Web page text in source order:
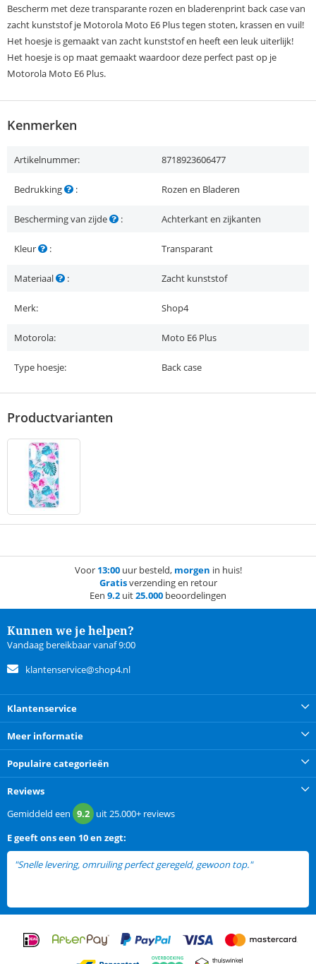
Bescherm met deze transparante rozen en bladerenprint back case van
zacht kunststof je Motorola Moto E6 Plus tegen stoten, krassen en vuil!
Het hoesje is gemaakt van zacht kunststof en heeft een leuk uiterlijk!
Het hoesje is op maat gemaakt waardoor deze perfect past op je
Motorola Moto E6 Plus.
Kenmerken
Artikelnummer: 8718923606477
Bedrukking : Rozen en Bladeren
Bescherming van zijde : Achterkant en zijkanten
Kleur : Transparant
Materiaal : Zacht kunststof
Merk: Shop4
Motorola: Moto E6 Plus
Type hoesje: Back case
Productvarianten
Voor 13:00uur besteld, morgen in huis!
Gratisverzending en retour
Een 9.2 uit25.000 beoordelingen
Kunnen we je helpen?
Vandaag bereikbaar vanaf 9:00
klantenservice@shop4.nl
Klantenservice
Meer informatie
Populaire categorieën
Reviews
Gemiddeld een 9.2 uit25.000+ reviews
Egeeft ons een 10 en zegt:
"Snelle levering, omruiling perfect geregeld, gewoon top."